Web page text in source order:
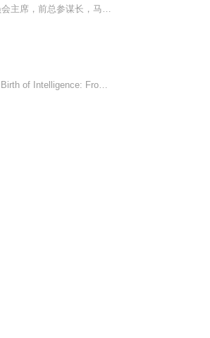
解码阿里巴巴5000亿美元市值背后的创新商业法则。本书作者：曾鸣 阿里巴巴集团学术委员会主席，前总参谋长，马云作序推荐
业余读书，请购买正版图书阅读。作者: [韩]李大烈 出版社: 生活·读书·新知三联书店原作名: Birth of Intelligence: From RNA to Artificial Intelligence译者: 张之昊 出版年: 2020-9定价: 39.00元装帧: 平装丛书: 新知文库（新版）ISBN: 9787108068941...